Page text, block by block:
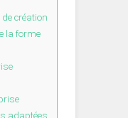
de création
la forme
adaptées